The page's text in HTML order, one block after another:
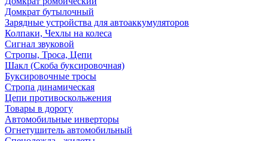
Домкрат бутылочный
Зарядные устройства для автоаккумуляторов
Колпаки, Чехлы на колеса
Сигнал звуковой
Стропы, Троса, Цепи
Шакл (Скоба буксировочная)
Буксировочные тросы
Стропа динамическая
Цепи противоскольжения
Товары в дорогу
Автомобильные инверторы
Огнетушитель автомобильный